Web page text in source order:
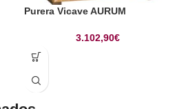
Purera Vicave AURUM
3.102,90€